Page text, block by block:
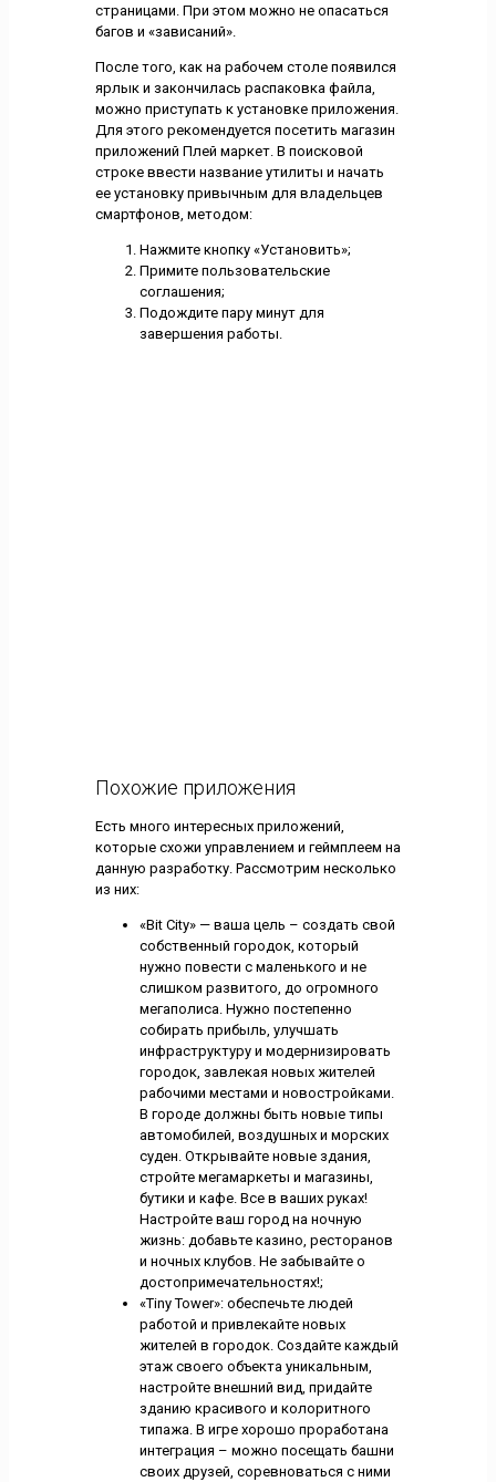
страницами. При этом можно не опасаться
багов и «зависаний».
После того, как на рабочем столе появился
ярлык и закончилась распаковка файла,
можно приступать к установке приложения.
Для этого рекомендуется посетить магазин
приложений Плей маркет. В поисковой
строке ввести название утилиты и начать
ее установку привычным для владельцев
смартфонов, методом:
Нажмите кнопку «Установить»;
Примите пользовательские
соглашения;
Подождите пару минут для
завершения работы.
Похожие приложения
Есть много интересных приложений,
которые схожи управлением и геймплеем на
данную разработку. Рассмотрим несколько
из них:
«Bit City» — ваша цель – создать свой
собственный городок, который
нужно повести с маленького и не
слишком развитого, до огромного
мегаполиса. Нужно постепенно
собирать прибыль, улучшать
инфраструктуру и модернизировать
городок, завлекая новых жителей
рабочими местами и новостройками.
В городе должны быть новые типы
автомобилей, воздушных и морских
суден. Открывайте новые здания,
стройте мегамаркеты и магазины,
бутики и кафе. Все в ваших руках!
Настройте ваш город на ночную
жизнь: добавьте казино, ресторанов
и ночных клубов. Не забывайте о
достопримечательностях!;
«Tiny Tower»: обеспечьте людей
работой и привлекайте новых
жителей в городок. Создайте каждый
этаж своего объекта уникальным,
настройте внешний вид, придайте
зданию красивого и колоритного
типажа. В игре хорошо проработана
интеграция – можно посещать башни
своих друзей, соревноваться с ними